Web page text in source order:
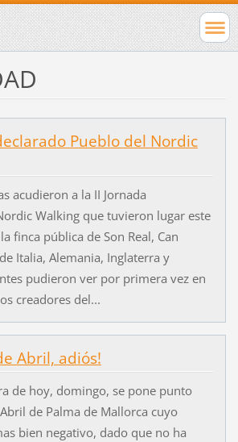
Pueblo del Nordic
acudieron a la II Jornada
Walking que tuvieron lugar este
finca pública de Son Real, Can
Italia, Alemania, Inglaterra y
pudieron ver por primera vez en
creadores del...
Abril, adiós!
de hoy, domingo, se pone punto
de Palma de Mallorca cuyo
bien negativo, dado que no ha